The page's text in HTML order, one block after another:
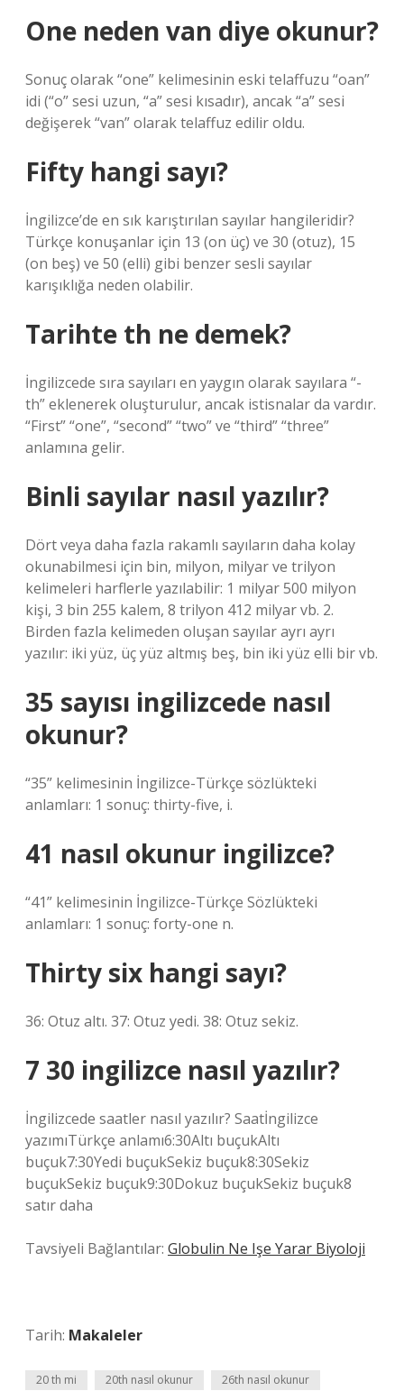
One neden van diye okunur?
Sonuç olarak “one” kelimesinin eski telaffuzu “oan”
idi (“o” sesi uzun, “a” sesi kısadır), ancak “a” sesi
değişerek “van” olarak telaffuz edilir oldu.
Fifty hangi sayı?
İngilizce’de en sık karıştırılan sayılar hangileridir?
Türkçe konuşanlar için 13 (on üç) ve 30 (otuz), 15
(on beş) ve 50 (elli) gibi benzer sesli sayılar
karışıklığa neden olabilir.
Tarihte th ne demek?
İngilizcede sıra sayıları en yaygın olarak sayılara “-
th” eklenerek oluşturulur, ancak istisnalar da vardır.
“First” “one”, “second” “two” ve “third” “three”
anlamına gelir.
Binli sayılar nasıl yazılır?
Dört veya daha fazla rakamlı sayıların daha kolay
okunabilmesi için bin, milyon, milyar ve trilyon
kelimeleri harflerle yazılabilir: 1 milyar 500 milyon
kişi, 3 bin 255 kalem, 8 trilyon 412 milyar vb. 2.
Birden fazla kelimeden oluşan sayılar ayrı ayrı
yazılır: iki yüz, üç yüz altmış beş, bin iki yüz elli bir vb.
35 sayısı ingilizcede nasıl
okunur?
“35” kelimesinin İngilizce-Türkçe sözlükteki
anlamları: 1 sonuç: thirty-five, i.
41 nasıl okunur ingilizce?
“41” kelimesinin İngilizce-Türkçe Sözlükteki
anlamları: 1 sonuç: forty-one n.
Thirty six hangi sayı?
36: Otuz altı. 37: Otuz yedi. 38: Otuz sekiz.
7 30 ingilizce nasıl yazılır?
İngilizcede saatler nasıl yazılır? Saatİngilizce
yazımıTürkçe anlamı6:30Altı buçukAltı
buçuk7:30Yedi buçukSekiz buçuk8:30Sekiz
buçukSekiz buçuk9:30Dokuz buçukSekiz buçuk8
satır daha
Tavsiyeli Bağlantılar: Globulin Ne Işe Yarar Biyoloji
Tarih: Makaleler
20 th mi 20th nasıl okunur 26th nasıl okunur